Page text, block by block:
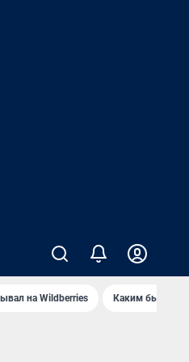
на Wildberries Каким было